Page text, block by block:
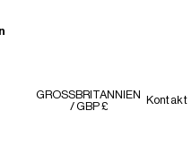
GROSSBRITANNIEN
/ GBP £
Kontakt